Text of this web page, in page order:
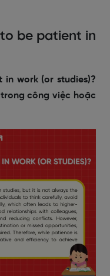
be patient in
work (or studies)?
công việc hoặc